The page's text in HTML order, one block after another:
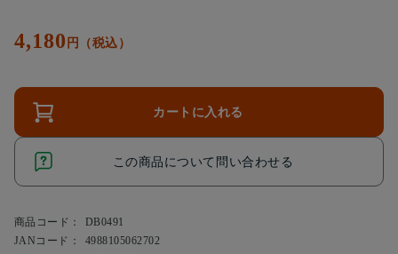
4,180 円（税込）
カートに入れる
この商品について問い合わせる
商品コード：
DB0491
JANコード：
4988105062702